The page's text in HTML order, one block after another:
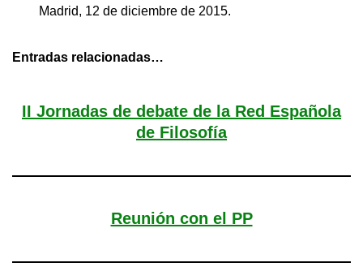
Madrid, 12 de diciembre de 2015.
Entradas relacionadas…
II Jornadas de debate de la Red Española
de Filosofía
Reunión con el PP